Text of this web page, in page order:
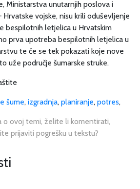
Ministarstva unutarnjih poslova i
vojske, nisu krili oduševljenje
bespilotnih letjelica u Hrvatskim
prva upotreba bespilotnih letjelica u
te će se tek pokazati koje nove
uže područje šumarske struke.
šume, izgradnja, planiranje, potres,
o ovoj temi, želite li komentirati,
prijaviti pogrešku u tekstu?